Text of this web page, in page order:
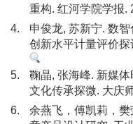
重构. 红河学院学报.
4.
申俊龙, 苏新宁. 数
创新水平计量评价
5.
鞠晶, 张海峰. 新媒
文化传承探微. 大庆
6.
余燕飞，傅凯莉，